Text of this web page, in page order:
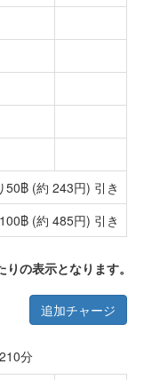
50฿ (約 243円) 引き
฿ (約 485円) 引き
の表示となります。
追加チャージ
分